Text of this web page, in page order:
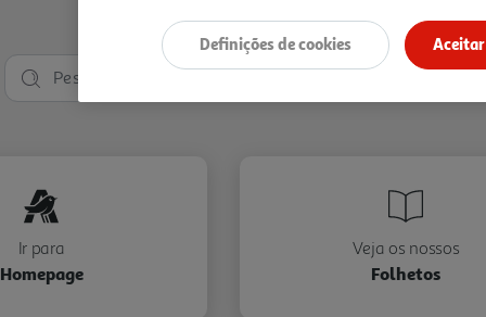
Vamos tentar
Ir para
Homepage
Veja os nossos
Folhetos
Definições de cookies